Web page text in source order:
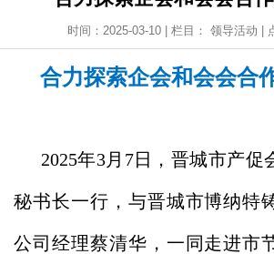
时间：2025-03-10 | 栏目： 领导活动 |
合力探索企会和会会合
2025年3月7日 ， 晋城市产促
秘书长一行，与晋城市博纳特
公司经理蔡清华，一同走进市